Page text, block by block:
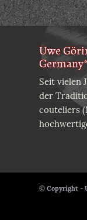
Uwe
Seit vielen
der
couteliers
© Copyright -